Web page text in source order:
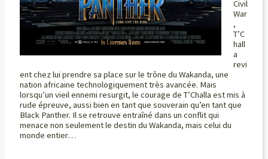
Civil
War
,
T’C
hall
a
revi
ent chez lui prendre sa place sur le trône du Wakanda, une
nation africaine technologiquement très avancée. Mais
lorsqu’un vieil ennemi resurgit, le courage de T’Challa est mis à
rude épreuve, aussi bien en tant que souverain qu’en tant que
Black Panther. Il se retrouve entraîné dans un conflit qui
menace non seulement le destin du Wakanda, mais celui du
monde entier…